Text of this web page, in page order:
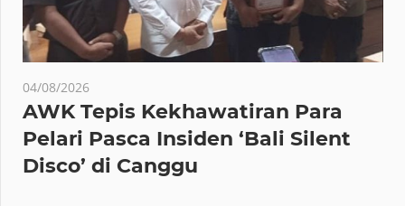
04/08/2026
AWK Tepis Kekhawatiran Para
Pelari Pasca Insiden ‘Bali Silent
Disco’ di Canggu